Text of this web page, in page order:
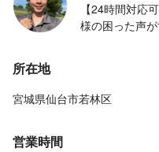
【24時間対応
様の困った声
所在地
宮城県仙台市若林区
営業時間